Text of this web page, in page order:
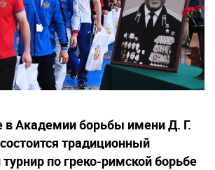
в Академии борьбы имени Д. Г.
традиционный
по греко-римской борьбе